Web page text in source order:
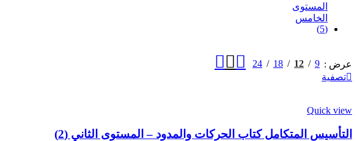
عرض 9
12
18
24
تصفية
Quick view
التأسيس المتكامل كتاب الحركات والمدود – المستوى الثاني (2)